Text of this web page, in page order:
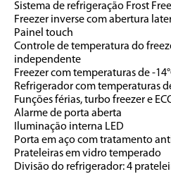
Sistema de refrigeração Frost Free
Freezer inverse com abertura
Painel touch
Controle de temperatura do
independente
Freezer com temperaturas de -
Refrigerador com temperaturas
Funções férias, turbo freezer e
Alarme de porta aberta
Iluminação interna LED
Porta em aço com tratamento
Prateleiras em vidro temperado
Divisão do refrigerador: 4